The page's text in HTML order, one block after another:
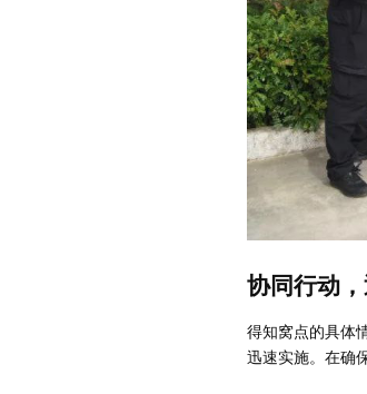
协同行动
得知窝点的具体
迅速实施。在确